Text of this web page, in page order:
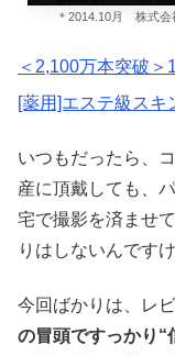
＊2014.10月 株式会
＜2,100万本突破
[薬用]エステ級スキ
いつもだったら、
産に頂戴しても、
宅で撮影を済ませ
りはしないんですけ
今回ばかりは、レ
の冒頭ですっかり